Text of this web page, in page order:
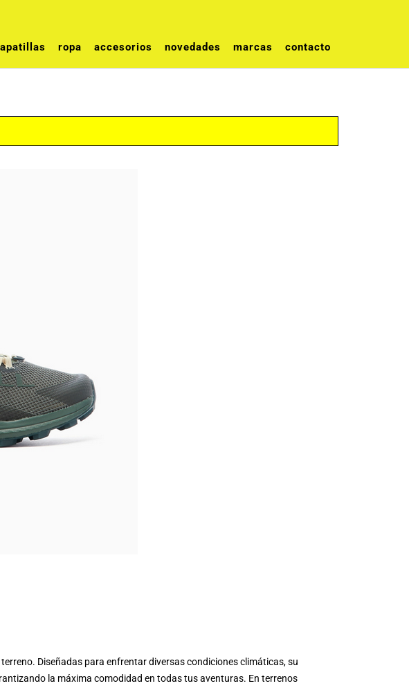
ropa accesorios novedades marcas contacto
Diseñadas para enfrentar diversas condiciones climáticas, su
la máxima comodidad en todas tus aventuras. En terrenos